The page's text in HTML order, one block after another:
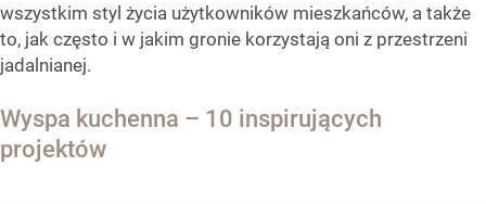
wszystkim styl życia użytkowników mieszkańców, a także
to, jak często i w jakim gronie korzystają oni z przestrzeni
jadalnianej.
Wyspa kuchenna – 10 inspirujących
projektów